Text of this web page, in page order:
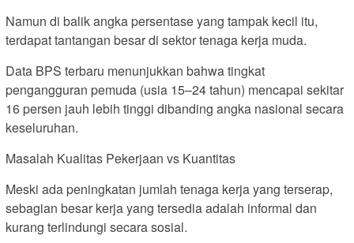
Namun di balik angka persentase yang tampak kecil itu,
terdapat tantangan besar di sektor tenaga kerja muda.
Data BPS terbaru menunjukkan bahwa tingkat
pengangguran pemuda (usia 15–24 tahun) mencapai sekitar
16 persen jauh lebih tinggi dibanding angka nasional secara
keseluruhan.
Masalah Kualitas Pekerjaan vs Kuantitas
Meski ada peningkatan jumlah tenaga kerja yang terserap,
sebagian besar kerja yang tersedia adalah informal dan
kurang terlindungi secara sosial.